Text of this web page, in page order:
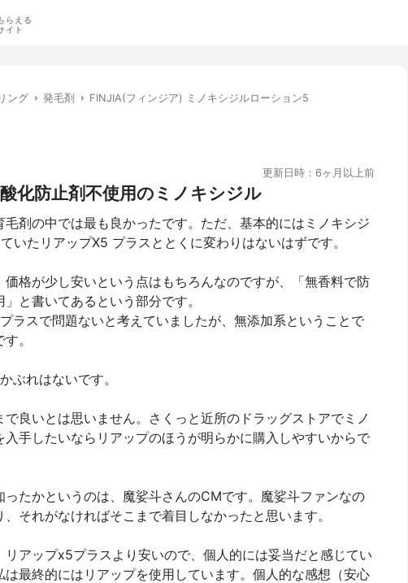
らえる
イト
ング 発毛剤 FINJIA(フィンジア) ミノキシジルローション5
更新日時：6ヶ月以上前
化防止剤不使用のミノキシジル
毛剤の中では最も良かったです。ただ、基本的にはミノキシジ
いたリアップX5 プラスととくに変わりはないはずです。
格が少し安いという点はもちろんなのですが、「無香料で防
と書いてあるという部分です。
ラスで問題ないと考えていましたが、無添加系ということで
。
ぶれはないです。
良いとは思いません。さくっと近所のドラッグストアでミノ
入手したいならリアップのほうが明らかに購入しやすいからで
ったかというのは、魔娑斗さんのCMです。魔娑斗ファンなの
それがなければそこまで着目しなかったと思います。
アップx5プラスより安いので、個人的には妥当だと感じてい
は最終的にはリアップを使用しています。個人的な感想（安心